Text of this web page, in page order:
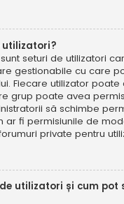
utilizatori?
seturi de utilizatori
gestionabile cu care
Fiecare utilizator
grup poate avea
să schimbe
ar fi permisiunile de
private pentru
utilizatori și cum pot